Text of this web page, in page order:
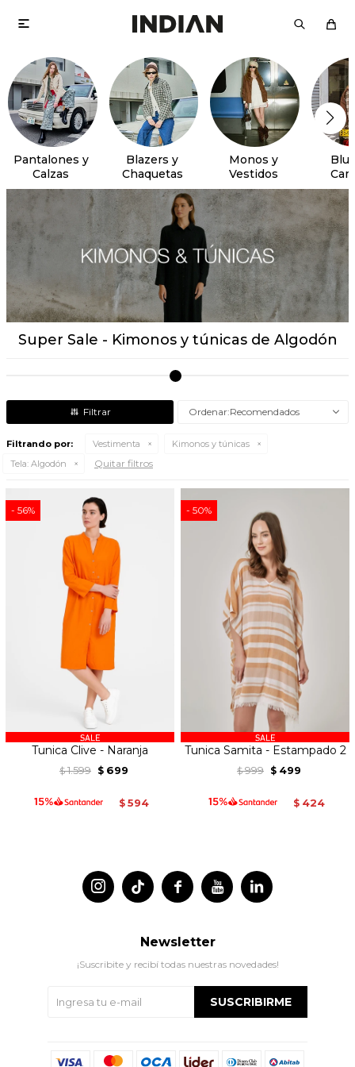

Pantalones y
Calzas
Blazers y
Chaquetas
Monos y
Vestidos
Super Sale - Kimonos y túnicas de Algodón
Recomendados
Filtrando por: Vestimenta
Kimonos y túnicas
Tela: Algodón Quitar filtros
56
Tunica Clive - Naranja
$ 1.599 $ 699
$ 594
50
Tunica Samita - Estampado 2
$ 999 $ 499
$ 424
 
 
Newsletter
¡Suscribite y recibí todas nuestras novedades!
SUSCRIBIRME